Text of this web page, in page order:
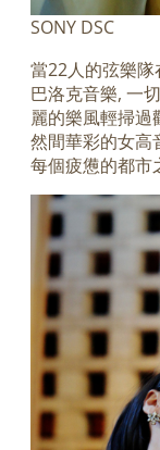
SONY DSC
當22人的弦樂
巴洛克音樂, 一
麗的樂風輕掃過
然間華彩的女高
每個疲憊的都市